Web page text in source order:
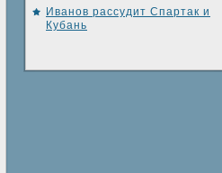
Иванов рассудит Спартак и
Кубань